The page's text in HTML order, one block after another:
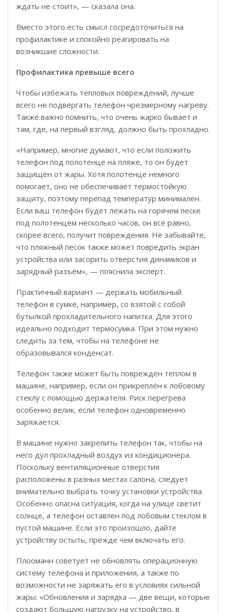
ждать не стоит», — сказала она.
Вместо этого есть смысл сосредоточиться на
профилактике и спокойно реагировать на
возникшие сложности.
Профилактика превыше всего
Чтобы избежать тепловых повреждений, лучше
всего не подвергать телефон чрезмерному нагреву.
Также важно помнить, что очень жарко бывает и
там, где, на первый взгляд, должно быть прохладно.
«Например, многие думают, что если положить
телефон под полотенце на пляже, то он будет
защищён от жары. Хотя полотенце немного
помогает, оно не обеспечивает термостойкую
защиту, поэтому перепад температур минимален.
Если ваш телефон будет лежать на горячем песке
под полотенцем несколько часов, он всё равно,
скорее всего, получит повреждения. Не забывайте,
что пляжный песок также может повредить экран
устройства или засорить отверстия динамиков и
зарядный разъём», — пояснила эксперт.
Практичный вариант — держать мобильный
телефон в сумке, например, со взятой с собой
бутылкой прохладительного напитка. Для этого
идеально подходит термосумка. При этом нужно
следить за тем, чтобы на телефоне не
образовывался конденсат.
Телефон также может быть повреждён теплом в
машине, например, если он прикреплён к лобовому
стеклу с помощью держателя. Риск перегрева
особенно велик, если телефон одновременно
заряжается.
В машине нужно закрепить телефон так, чтобы на
него дул прохладный воздух из кондиционера.
Поскольку вентиляционные отверстия
расположены в разных местах салона, следует
внимательно выбрать точку установки устройства.
Особенно опасна ситуация, когда на улице светит
солнце, а телефон оставлен под лобовым стеклом в
пустой машине. Если это произошло, дайте
устройству остыть, прежде чем включать его.
Плооманн советует не обновлять операционную
систему телефона и приложения, а также по
возможности не заряжать его в условиях сильной
жары: «Обновления и зарядка — две вещи, которые
создают большую нагрузку на устройство, в